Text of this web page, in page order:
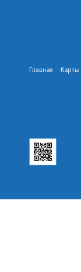
Главная Карты